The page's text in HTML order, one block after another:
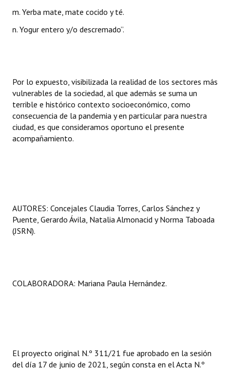
m. Yerba mate, mate cocido y té.
n. Yogur entero y/o descremado”.
Por lo expuesto, visibilizada la realidad de los sectores más
vulnerables de la sociedad, al que además se suma un
terrible e histórico contexto socioeconómico, como
consecuencia de la pandemia y en particular para nuestra
ciudad, es que consideramos oportuno el presente
acompañamiento.
AUTORES: Concejales Claudia Torres, Carlos Sánchez y
Puente, Gerardo Ávila, Natalia Almonacid y Norma Taboada
(JSRN).
COLABORADORA: Mariana Paula Hernández.
El proyecto original N.º 311/21 fue aprobado en la sesión
del día 17 de junio de 2021, según consta en el Acta N.º